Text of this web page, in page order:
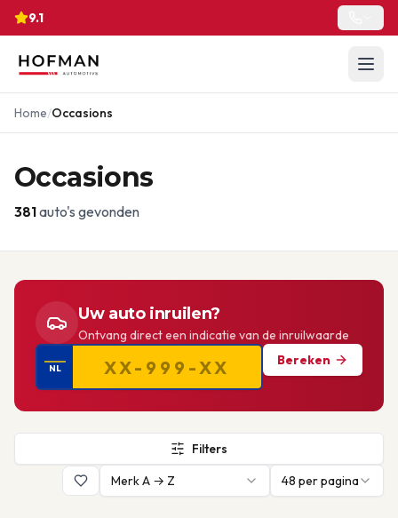
9.1
Home/Occasions
Occasions
381auto's gevonden
Uw auto inruilen?
Ontvang direct een indicatie van de inruilwaarde
NL
Bereken
Filters
Merk A → Z
48 per pagina